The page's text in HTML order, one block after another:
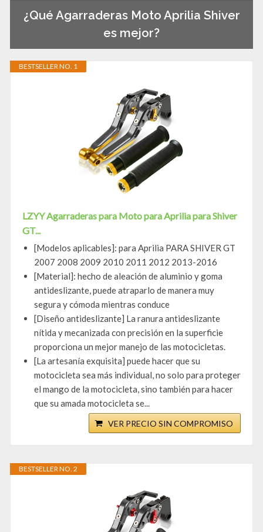
¿Qué Agarraderas Moto Aprilia Shiver
es mejor?
BESTSELLER NO. 1
LZYY Agarraderas para Moto para Aprilia para Shiver
GT...
[Modelos aplicables]: para Aprilia PARA SHIVER GT
2007 2008 2009 2010 2011 2012 2013-2016
[Material]: hecho de aleación de aluminio y goma
antideslizante, puede atraparlo de manera muy
segura y cómoda mientras conduce
[Diseño antideslizante] La ranura antideslizante
nítida y mecanizada con precisión en la superficie
proporciona un mejor manejo de las motocicletas.
[La artesanía exquisita] puede hacer que su
motocicleta sea más individual, no solo para proteger
el mango de la motocicleta, sino también para hacer
que su amada motocicleta se...
VER PRECIO SIN COMPROMISO
BESTSELLER NO. 2